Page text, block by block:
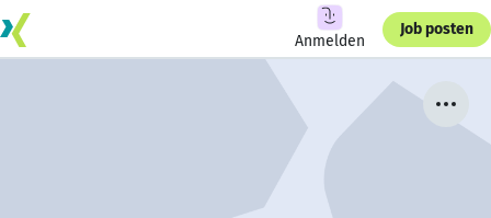
Anmelden
Job posten